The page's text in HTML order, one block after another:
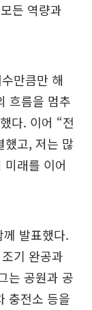
든 역량과
만큼만 해
흐름을 멈추
다. 이어 “전
했고, 저는 많
래를 이어
께 발표했다.
기 완공과
는 공원과 공
충전소 등을